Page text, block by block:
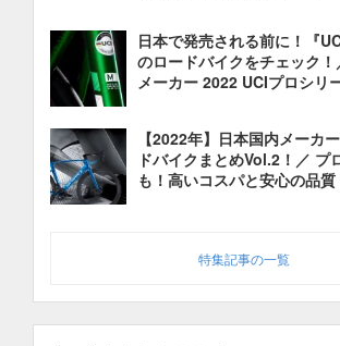
日本で発売される前に！『
のロードバイクをチェック
メーカー 2022 UCIプロシリ
【2022年】日本国内メーカ
ドバイクまとめVol.2！／ プ
も！高いコスパと安心の品質
特集記事の一覧